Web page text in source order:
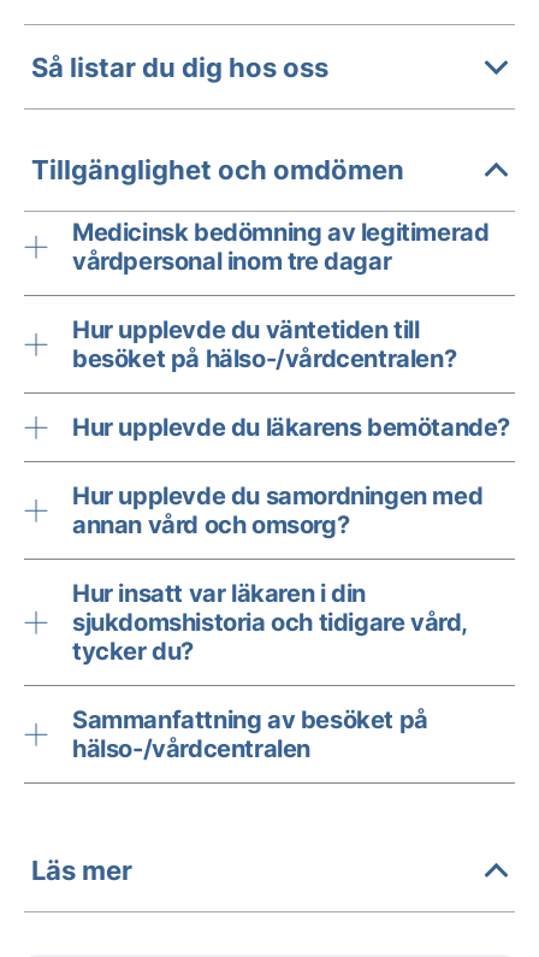
Så listar du dig hos oss
Tillgänglighet och omdömen
Medicinsk bedömning av legitimerad
vårdpersonal inom tre dagar
Hur upplevde du väntetiden till
besöket på hälso-/vårdcentralen?
Hur upplevde du läkarens bemötande?
Hur upplevde du samordningen med
annan vård och omsorg?
Hur insatt var läkaren i din
sjukdomshistoria och tidigare vård,
tycker du?
Sammanfattning av besöket på
hälso-/vårdcentralen
Läs mer